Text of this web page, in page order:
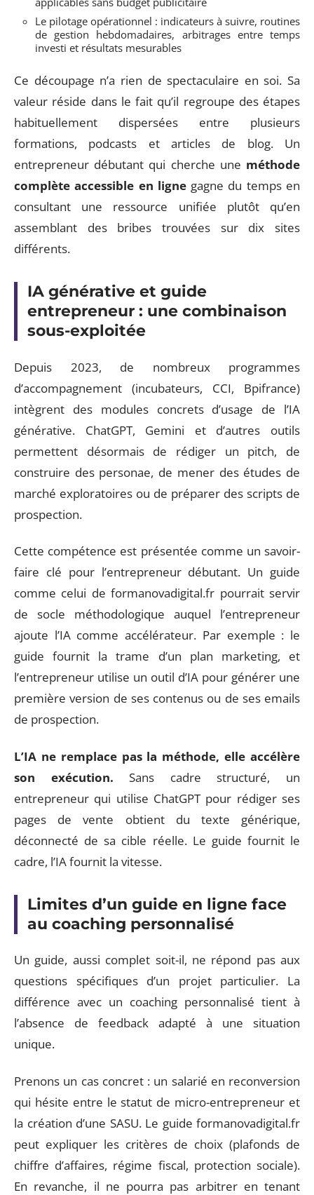
Le pilotage opérationnel : indicateurs à suivre, routines
de gestion hebdomadaires, arbitrages entre temps
investi et résultats mesurables
Ce découpage n’a rien de spectaculaire en soi. Sa
valeur réside dans le fait qu’il regroupe des étapes
habituellement dispersées entre plusieurs
formations, podcasts et articles de blog. Un
entrepreneur débutant qui cherche une méthode
complète accessible en lignegagne du temps en
consultant une ressource unifiée plutôt qu’en
assemblant des bribes trouvées sur dix sites
différents.
IA générative et guide
entrepreneur : une combinaison
sous-exploitée
Depuis 2023, de nombreux programmes
d’accompagnement (incubateurs, CCI, Bpifrance)
intègrent des modules concrets d’usage de l’IA
générative. ChatGPT, Gemini et d’autres outils
permettent désormais de rédiger un pitch, de
construire des personae, de mener des études de
marché exploratoires ou de préparer des scripts de
prospection.
Cette compétence est présentée comme un savoir-
faire clé pour l’entrepreneur débutant. Un guide
comme celui de formanovadigital.fr pourrait servir
de socle méthodologique auquel l’entrepreneur
ajoute l’IA comme accélérateur. Par exemple : le
guide fournit la trame d’un plan marketing, et
l’entrepreneur utilise un outil d’IA pour générer une
première version de ses contenus ou de ses emails
de prospection.
L’IA ne remplace pas la méthode, elle accélère
son exécution. Sans cadre structuré, un
entrepreneur qui utilise ChatGPT pour rédiger ses
pages de vente obtient du texte générique,
déconnecté de sa cible réelle. Le guide fournit le
cadre, l’IA fournit la vitesse.
Limites d’un guide en ligne face
au coaching personnalisé
Un guide, aussi complet soit-il, ne répond pas aux
questions spécifiques d’un projet particulier. La
différence avec un coaching personnalisé tient à
l’absence de feedback adapté à une situation
unique.
Prenons un cas concret : un salarié en reconversion
qui hésite entre le statut de micro-entrepreneur et
la création d’une SASU. Le guide formanovadigital.fr
peut expliquer les critères de choix (plafonds de
chiffre d’affaires, régime fiscal, protection sociale).
En revanche, il ne pourra pas arbitrer en tenant